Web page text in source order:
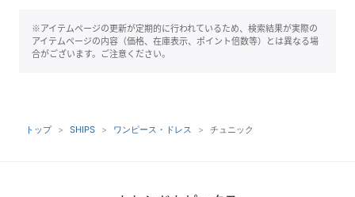
※アイテムページの更新が定期的に行われているため、検索結果が実際の
アイテムページの内容（価格、在庫表示、ポイント倍数等）とは異なる場
合がございます。ご注意ください。
トップ SHIPS ワンピース・ドレス チュニック